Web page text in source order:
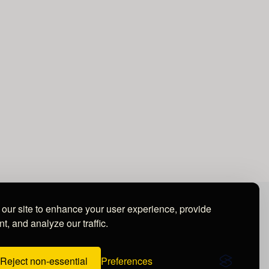
site to enhance your user experience, provide
and analyze our traffic.
Reject non-essential Preferences